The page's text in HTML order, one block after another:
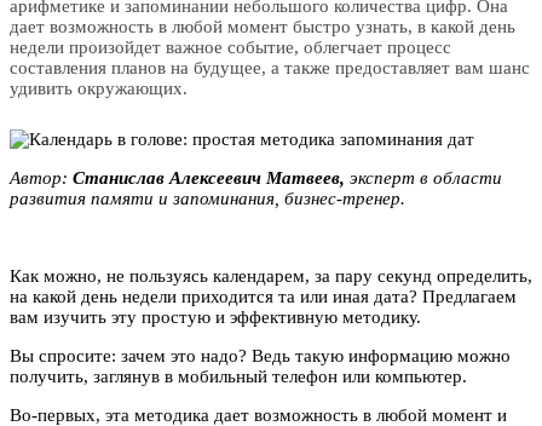
арифметике и запоминании небольшого количества цифр. Она
дает возможность в любой момент быстро узнать, в какой день
недели произойдет важное событие, облегчает процесс
составления планов на будущее, а также предоставляет вам шанс
удивить окружающих.
Автор: Cтaниcлав Алeксeeвич Мaтвeeв, эксперт в области
развития пaмяти и запоминания, бизнес-тpeнер.
Как можно, не пользуясь календарем, за пару секунд определить,
на какой день недели приходится та или иная дата? Предлагаем
вам изучить эту простую и эффективную методику.
Вы спросите: зачем это надо? Ведь такую информацию можно
получить, заглянув в мобильный телефон или компьютер.
Во-первых, эта методика дает возможность в любой момент и